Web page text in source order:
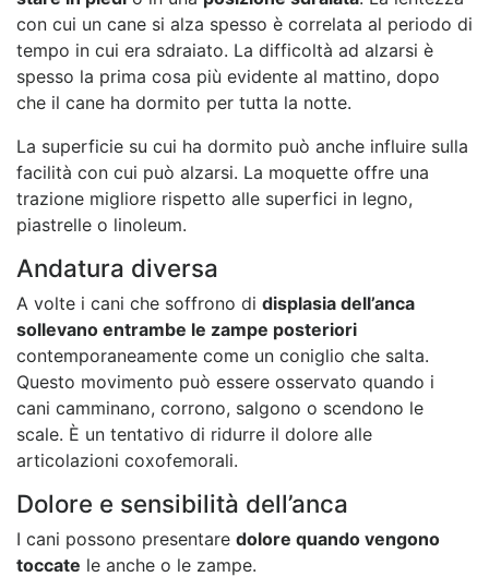
con cui un cane si alza spesso è correlata al periodo di
tempo in cui era sdraiato. La difficoltà ad alzarsi è
spesso la prima cosa più evidente al mattino, dopo
che il cane ha dormito per tutta la notte.
La superficie su cui ha dormito può anche influire sulla
facilità con cui può alzarsi. La moquette offre una
trazione migliore rispetto alle superfici in legno,
piastrelle o linoleum.
Andatura diversa
A volte i cani che soffrono di displasia dell’anca
sollevano entrambe le zampe posteriori
contemporaneamente come un coniglio che salta.
Questo movimento può essere osservato quando i
cani camminano, corrono, salgono o scendono le
scale. È un tentativo di ridurre il dolore alle
articolazioni coxofemorali.
Dolore e sensibilità dell’anca
I cani possono presentare dolore quando vengono
toccate le anche o le zampe.